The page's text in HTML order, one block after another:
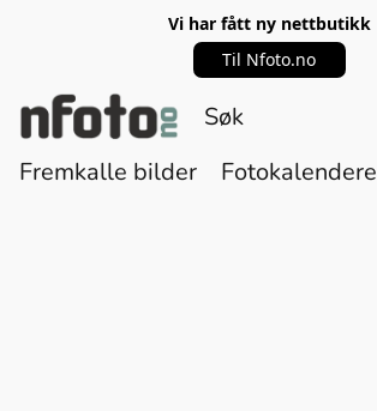
Vi har fått ny nettbutikk
Til Nfoto.no
Fremkalle bilder Fotokalendere